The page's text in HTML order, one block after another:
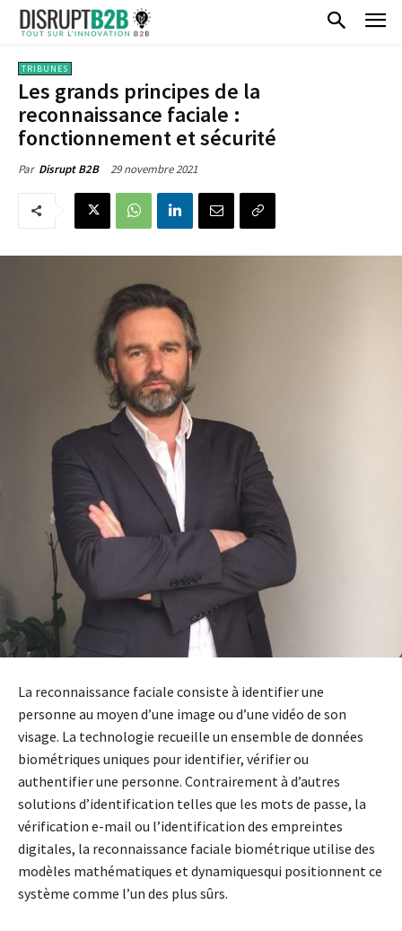
TRIBUNES
Les grands principes de la
reconnaissance faciale :
fonctionnement et sécurité
Par Disrupt B2B 29 novembre 2021
La reconnaissance faciale consiste à identifier une
personne au moyen d’une image ou d’une vidéo de son
visage. La technologie recueille un ensemble de données
biométriques uniques pour identifier, vérifier ou
authentifier une personne. Contrairement à d’autres
solutions d’identification telles que les mots de passe, la
vérification e-mail ou l’identification des empreintes
digitales, la reconnaissance faciale biométrique utilise des
modèles mathématiques et dynamiquesqui positionnent ce
système comme l’un des plus sûrs.